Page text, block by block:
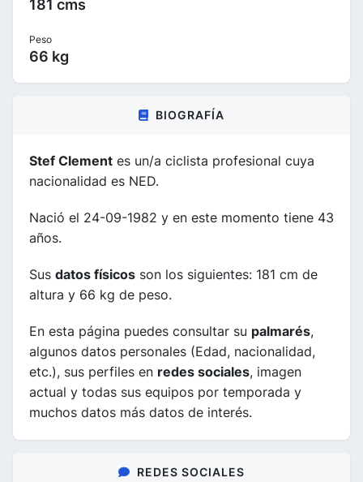
181 cms
Peso
66 kg
BIOGRAFÍA
Stef Clement es un/a ciclista profesional cuya
nacionalidad es NED.
Nació el 24-09-1982 y en este momento tiene 43
años.
Sus datos físicos son los siguientes: 181 cm de
altura y 66 kg de peso.
En esta página puedes consultar su palmarés,
algunos datos personales (Edad, nacionalidad,
etc.), sus perfiles en redes sociales, imagen
actual y todas sus equipos por temporada y
muchos datos más datos de interés.
REDES SOCIALES